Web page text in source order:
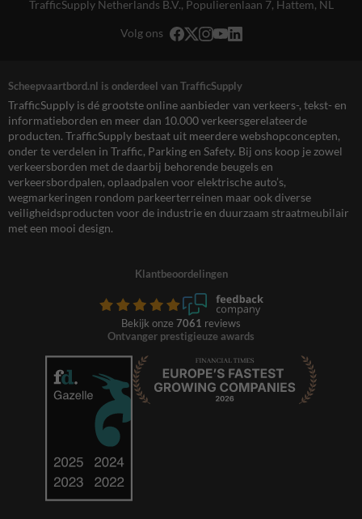
TrafficSupply Netherlands B.V., Populierenlaan 7, Hattem, NL
Volg ons
Scheepvaartbord.nl is onderdeel van TrafficSupply
TrafficSupply is dé grootste online aanbieder van verkeers-, tekst- en
informatieborden en meer dan 10.000 verkeersgerelateerde
producten. TrafficSupply bestaat uit meerdere webshopconcepten,
onder te verdelen in Traffic, Parking en Safety. Bij ons koop je zowel
verkeersborden met de daarbij behorende beugels en
verkeersbordpalen, oplaadpalen voor elektrische auto’s,
wegmarkeringen rondom parkeerterreinen maar ook diverse
veiligheidsproducten voor de industrie en duurzaam straatmeubilair
met een mooi design.
Klantbeoordelingen
Bekijk onze 7061 reviews
Ontvanger prestigieuze awards